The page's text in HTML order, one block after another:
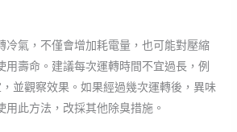
冷氣，不僅會增加耗電量，也可能對壓縮
用壽命。建議每次運轉時間不宜過長，例
並觀察效果。如果經過幾次運轉後，異味
此方法，改採其他除臭措施。